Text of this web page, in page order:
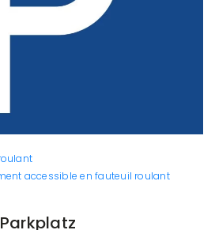
Parkplatz